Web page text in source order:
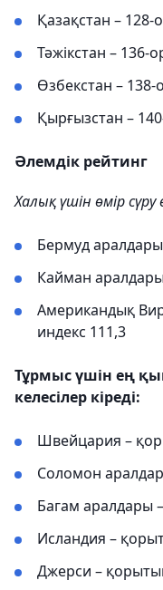
Қазақстан –
Тәжікстан –
Өзбекстан –
Қырғызстан –
Әлемдік рейтинг
Халық үшін өмір
Бермуд
Кайман
Американдық
индекс 111,3
Тұрмыс үшін ең
келесілер кіреді:
Швейцария –
Соломон
Багам аралдары
Исландия –
Джерси –